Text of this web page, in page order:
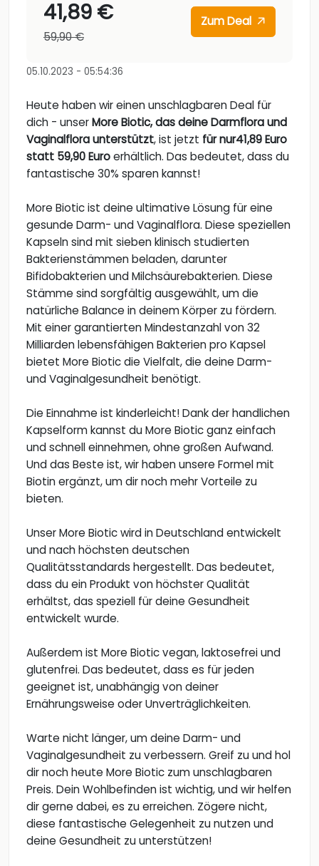
41,89 €
59,90 €
Zum Deal
05.10.2023 - 05:54:36
Heute haben wir einen unschlagbaren Deal für
dich - unserMore Biotic, das deine Darmflora und
Vaginalflora unterstützt, ist jetzt für nur41,89 Euro
statt 59,90 Euroerhältlich. Das bedeutet, dass du
fantastische 30% sparen kannst!
More Biotic ist deine ultimative Lösung für eine
gesunde Darm- und Vaginalflora. Diese speziellen
Kapseln sind mit sieben klinisch studierten
Bakterienstämmen beladen, darunter
Bifidobakterien und Milchsäurebakterien. Diese
Stämme sind sorgfältig ausgewählt, um die
natürliche Balance in deinem Körper zu fördern.
Mit einer garantierten Mindestanzahl von 32
Milliarden lebensfähigen Bakterien pro Kapsel
bietet More Biotic die Vielfalt, die deine Darm-
und Vaginalgesundheit benötigt.
Die Einnahme ist kinderleicht! Dank der handlichen
Kapselform kannst du More Biotic ganz einfach
und schnell einnehmen, ohne großen Aufwand.
Und das Beste ist, wir haben unsere Formel mit
Biotin ergänzt, um dir noch mehr Vorteile zu
bieten.
Unser More Biotic wird in Deutschland entwickelt
und nach höchsten deutschen
Qualitätsstandards hergestellt. Das bedeutet,
dass du ein Produkt von höchster Qualität
erhältst, das speziell für deine Gesundheit
entwickelt wurde.
Außerdem ist More Biotic vegan, laktosefrei und
glutenfrei. Das bedeutet, dass es für jeden
geeignet ist, unabhängig von deiner
Ernährungsweise oder Unverträglichkeiten.
Warte nicht länger, um deine Darm- und
Vaginalgesundheit zu verbessern. Greif zu und hol
dir noch heute More Biotic zum unschlagbaren
Preis. Dein Wohlbefinden ist wichtig, und wir helfen
dir gerne dabei, es zu erreichen. Zögere nicht,
diese fantastische Gelegenheit zu nutzen und
deine Gesundheit zu unterstützen!